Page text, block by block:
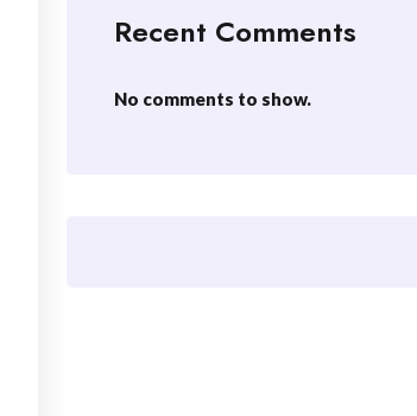
Recent Comments
No comments to show.